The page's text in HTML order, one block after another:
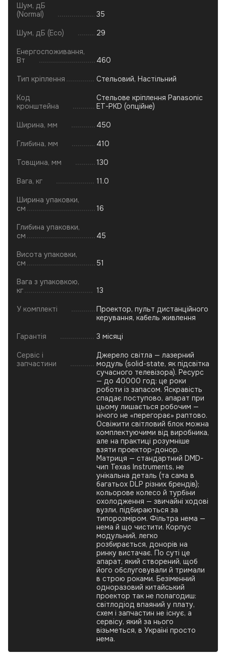
Шум, дБ
(Normal)
35
Шум, дБ (Eco) 29
Енергоспоживання,
Вт
460
Тип кріплення Стельовий, Настільний
Код
кронштейна
Стельове кріплення Panasonic
ET-PKD (опційне)
Ширина, мм 450
Глибина, мм 410
Товщина, мм 130
Вага, кг 11.0
Ширина упаковки,
см
16
Глибина упаковки,
см
45
Висота упаковки,
см
51
Вага з упаковкою,
кг
13
У комплекті
Проектор, пульт дистанційного
керування, кабель живлення
Гарантія 3 місяці
Сервіс і
запчастини
Джерело світла — лазерний
модуль (solid-state, як підсвітка
сучасного телевізора). Ресурс
— до 40000 год: це роки
роботи із запасом. Яскравість
спадає поступово, апарат при
цьому лишається робочим —
нічого не «перегорає» раптово.
Освіжити світловий блок можна
комплектуючими від виробника,
але на практиці розумніше
взяти проектор-донор.
Матриця — стандартний DMD-
чип Texas Instruments, не
унікальна деталь (та сама в
багатьох DLP різних брендів);
кольорове колесо й турбіни
охолодження — звичайні ходові
вузли, підбираються за
типорозміром. Фільтра нема —
нема й що чистити. Корпус
модульний, легко
розбирається, донорів на
ринку вистачає. По суті це
апарат, який створений, щоб
його обслуговували й тримали
в строю роками. Безіменний
одноразовий китайський
проектор так не полагодиш:
світлодіод впаяний у плату,
схем і запчастин не існує, а
сервісу, який за нього
візьметься, в Україні просто
нема.